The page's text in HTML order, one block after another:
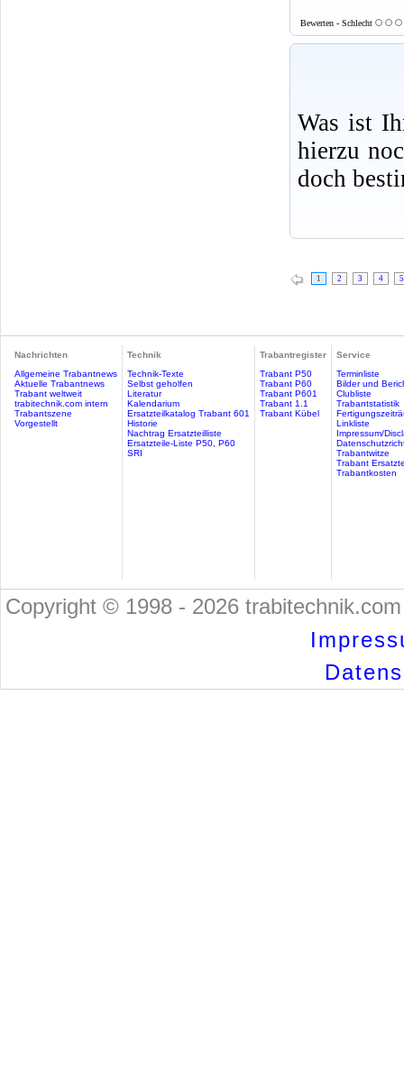
Bewerten - Schlecht
Was ist
hierzu
doch
1 2 3 4 5
Nachrichten
Allgemeine Trabantnews
Aktuelle Trabantnews
Trabant weltweit
trabitechnik.com intern
Trabantszene
Vorgestellt
Technik
Technik-Texte
Selbst geholfen
Literatur
Kalendarium
Ersatzteilkatalog Trabant 601
Historie
Nachtrag Ersatzteilliste
Ersatzteile-Liste P50, P60
SRI
Trabantregister
Trabant P50
Trabant P60
Trabant P601
Trabant 1.1
Trabant Kübel
Service
Terminliste
Bilder und
Clubliste
Trabantstatistik
Linkliste
Impressum/
Trabantwitze
Trabant
Trabantkosten
Copyright © 1998 - 2026